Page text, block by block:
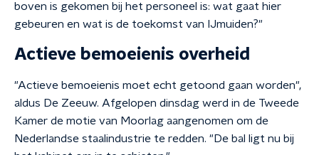
boven is gekomen bij het personeel is: wat gaat hier
gebeuren en wat is de toekomst van IJmuiden?"
Actieve bemoeienis overheid
"Actieve bemoeienis moet echt getoond gaan worden",
aldus De Zeeuw. Afgelopen dinsdag werd in de Tweede
Kamer de motie van Moorlag aangenomen om de
Nederlandse staalindustrie te redden. "De bal ligt nu bij